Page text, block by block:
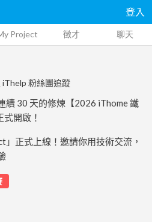
登入
Project 徵才 聊天
iThelp 粉絲團追蹤
續 30 天的修煉【2026 iThome 鐵
開啟！
正式上線！邀請你用技術交流，